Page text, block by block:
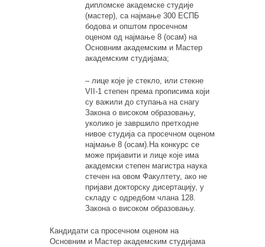
дипломске академске студије
(мастер), са најмање 300 ЕСПБ
бодова и општом просечном
оценом од најмање 8 (осам) на
Основним академским и Мастер
академским студијама;
– лице које је стекло, или стекне
VII-1 степен према прописима који
су важили до ступања на снагу
Закона о високом образовању,
уколико је завршило претходне
нивое студија са просечном оценом
најмање 8 (осам).На конкурс се
може пријавити и лице које има
академски степен магистра наука
стечен на овом Факултету, ако не
пријави докторску дисертацију, у
складу с одредбом члана 128.
Закона о високом образовању.
Кандидати са просечном оценом на
Основним и Мастер академским студијама